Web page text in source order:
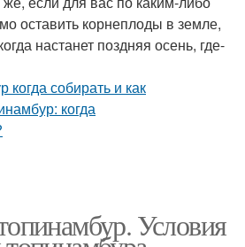
оставить корнеплоды в земле,
настанет поздняя осень, где-
Условия